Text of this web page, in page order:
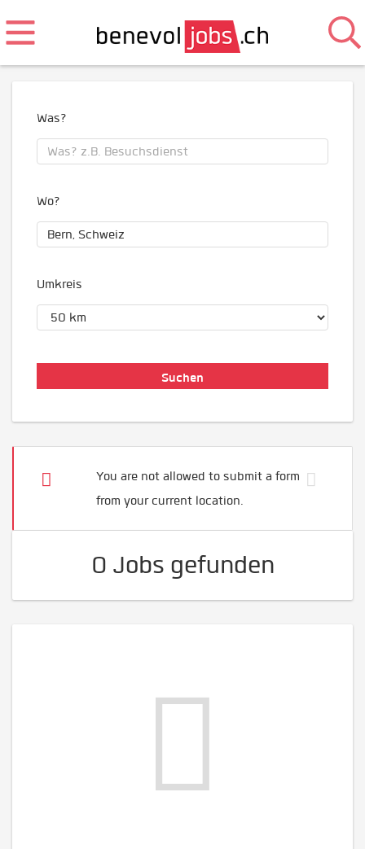
Was?
Wo?
Umkreis
You are not allowed to submit a form
from your current location.
0 Jobs gefunden